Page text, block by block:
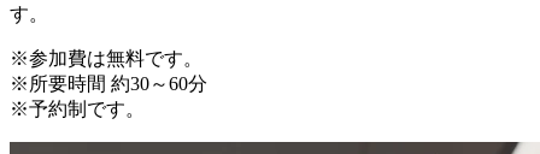
す。
※参加費は無料です。
※所要時間 約30～60分
※予約制です。